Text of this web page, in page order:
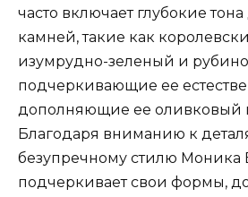
часто включает глубокие
камней, такие как
изумрудно-зеленый и
подчеркивающие ее
дополняющие ее оливковый
Благодаря вниманию к
безупречному стилю Моника
подчеркивает свои формы,